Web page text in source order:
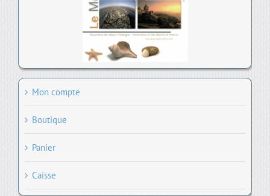
Mon compte
Boutique
Panier
Caisse